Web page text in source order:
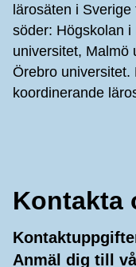
lärosäten i
söder: Högskolan
universitet, Malmö
Örebro universitet.
koordinerande
Kontakta
Anmäl dig till